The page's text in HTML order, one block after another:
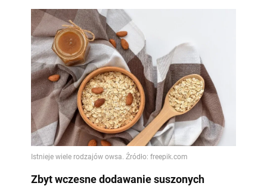
Zbyt wczesne dodawanie suszonych